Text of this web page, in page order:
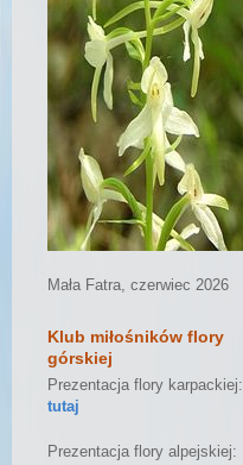
Mała Fatra, czerwiec 2026
Klub miłośników flory
górskiej
Prezentacja flory karpackiej:
tutaj
Prezentacja flory alpejskiej: